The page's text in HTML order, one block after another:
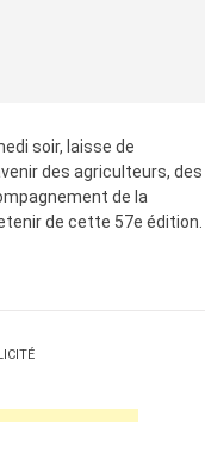
soir, laisse de
des agriculteurs, des
de la
de cette 57e édition.